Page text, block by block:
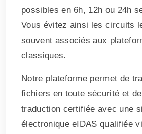
possibles en 6h, 12h ou 24h
Vous évitez ainsi les circuits
souvent associés aux
classiques.
Notre plateforme permet de
fichiers en toute sécurité et
traduction certifiée avec une
électronique eIDAS qualifiée